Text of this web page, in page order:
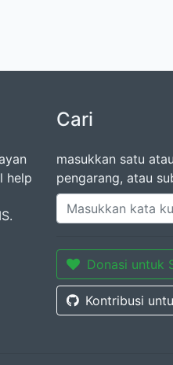
help
Cari
masukkan satu
pengarang, atau
Donasi untuk
Kontribusi